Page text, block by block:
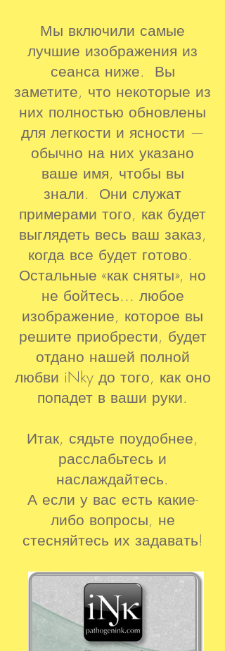
Мы включили самые
лучшие изображения из
сеанса ниже. Вы
заметите, что некоторые из
них полностью обновлены
для легкости и ясности —
обычно на них указано
ваше имя, чтобы вы
знали. Они служат
примерами того, как будет
выглядеть весь ваш заказ,
когда все будет готово.
Остальные «как сняты», но
не бойтесь… любое
изображение, которое вы
решите приобрести, будет
отдано нашей полной
любви iNky до того, как оно
попадет в ваши руки.
Итак, сядьте поудобнее,
расслабьтесь и
наслаждайтесь.
А если у вас есть какие-
либо вопросы, не
стесняйтесь их задавать!